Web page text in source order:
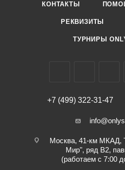
КОНТАКТЫ
РЕКВИЗИТЫ
ТУРНИРЫ
+7 (499) 322-31-47
Москва, 41-км МКАД,
Мир", ряд В2,
(работаем с 7:00